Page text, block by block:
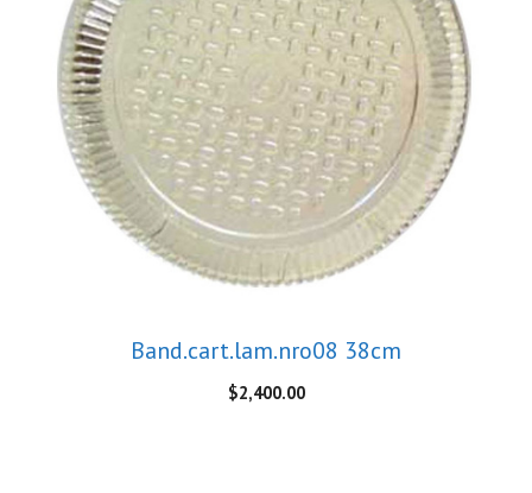
Band.cart.lam.nro08 38cm
$2,400.00